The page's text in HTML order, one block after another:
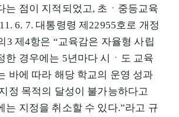
는 점이 지적되었고, 초ㆍ중등교육
6. 7. 대통령령 제22955호로 개정
3 제4항은 “교육감은 자율형 사립
한 경우에는 5년마다 시ㆍ도 교육
바에 따라 해당 학교의 운영 성과
정 목적의 달성이 불가능하다고
는 지정을 취소할 수 있다.”라고 규